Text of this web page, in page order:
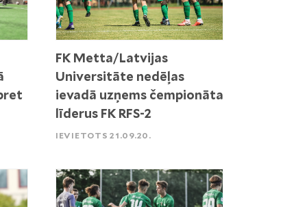
FK Metta/Latvijas
Universitāte nedēļas
ievadā uzņems čempionāta
līderus FK RFS-2
IEVIETOTS 21.09.20.